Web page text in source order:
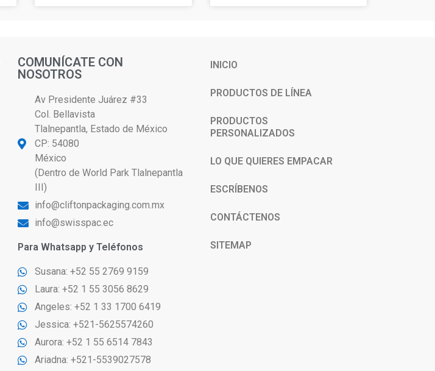
COMUNÍCATE CON
NOSOTROS
Av Presidente Juárez #33
Col. Bellavista
Tlalnepantla, Estado de México
CP: 54080
México
(Dentro de World Park Tlalnepantla
III)
info@cliftonpackaging.com.mx
info@swisspac.ec
Para Whatsapp y Teléfonos
Susana: +52 55 2769 9159
Laura: +52 1 55 3056 8629
Angeles: +52 1 33 1700 6419
Jessica: +521-5625574260
Aurora: +52 1 55 6514 7843
Ariadna: +521-5539027578
INICIO
PRODUCTOS DE LÍNEA
PRODUCTOS
PERSONALIZADOS
LO QUE QUIERES EMPACAR
ESCRÍBENOS
CONTÁCTENOS
SITEMAP